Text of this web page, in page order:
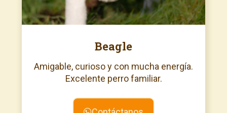
Beagle
Amigable, curioso y con mucha energía.
Excelente perro familiar.